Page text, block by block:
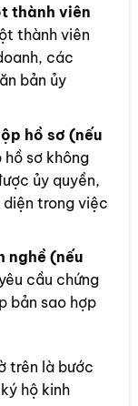
thành viên
thành viên
các
bản ủy
hồ sơ (nếu
hồ sơ không
ủy quyền,
trong việc
nghề (nếu
cầu chứng
bản sao hợp
trên là bước
hộ kinh